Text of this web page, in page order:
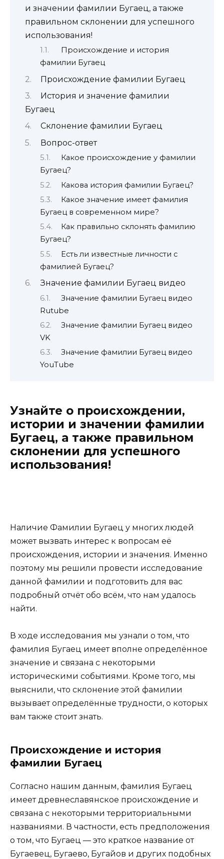
и значении фамилии Бугаец, а также
правильном склонении для успешного
использования!
Происхождение и история
фамилии Бугаец
Происхождение фамилии Бугаец
История и значение фамилии
Бугаец
Склонение фамилии Бугаец
Вопрос-ответ
Какое происхождение у фамилии
Бугаец?
Какова история фамилии Бугаец?
Какое значение имеет фамилия
Бугаец в современном мире?
Как правильно склонять фамилию
Бугаец?
Есть ли известные личности с
фамилией Бугаец?
Значение фамилии Бугаец видео
Значение фамилии Бугаец видео
Rutube
Значение фамилии Бугаец видео
VK
Значение фамилии Бугаец видео
YouTube
Узнайте о происхождении,
истории и значении фамилии
Бугаец, а также правильном
склонении для успешного
использования!
Наличие Фамилии Бугаец у многих людей
может вызвать интерес к вопросам её
происхождения, истории и значения. Именно
поэтому мы решили провести исследование
данной фамилии и подготовить для вас
подробный отчёт обо всём, что нам удалось
найти.
В ходе исследования мы узнали о том, что
фамилия Бугаец имеет вполне определённое
значение и связана с некоторыми
историческими событиями. Кроме того, мы
выяснили, что склонение этой фамилии
вызывает определённые трудности, о которых
вам также стоит знать.
Происхождение и история
фамилии Бугаец
Согласно нашим данным, фамилия Бугаец
имеет древнеславянское происхождение и
связана с некоторыми территориальными
названиями. В частности, есть предположения
о том, что Бугаец — это краткое название от
Бугаевец, Бугаево, Бугайов и других подобных